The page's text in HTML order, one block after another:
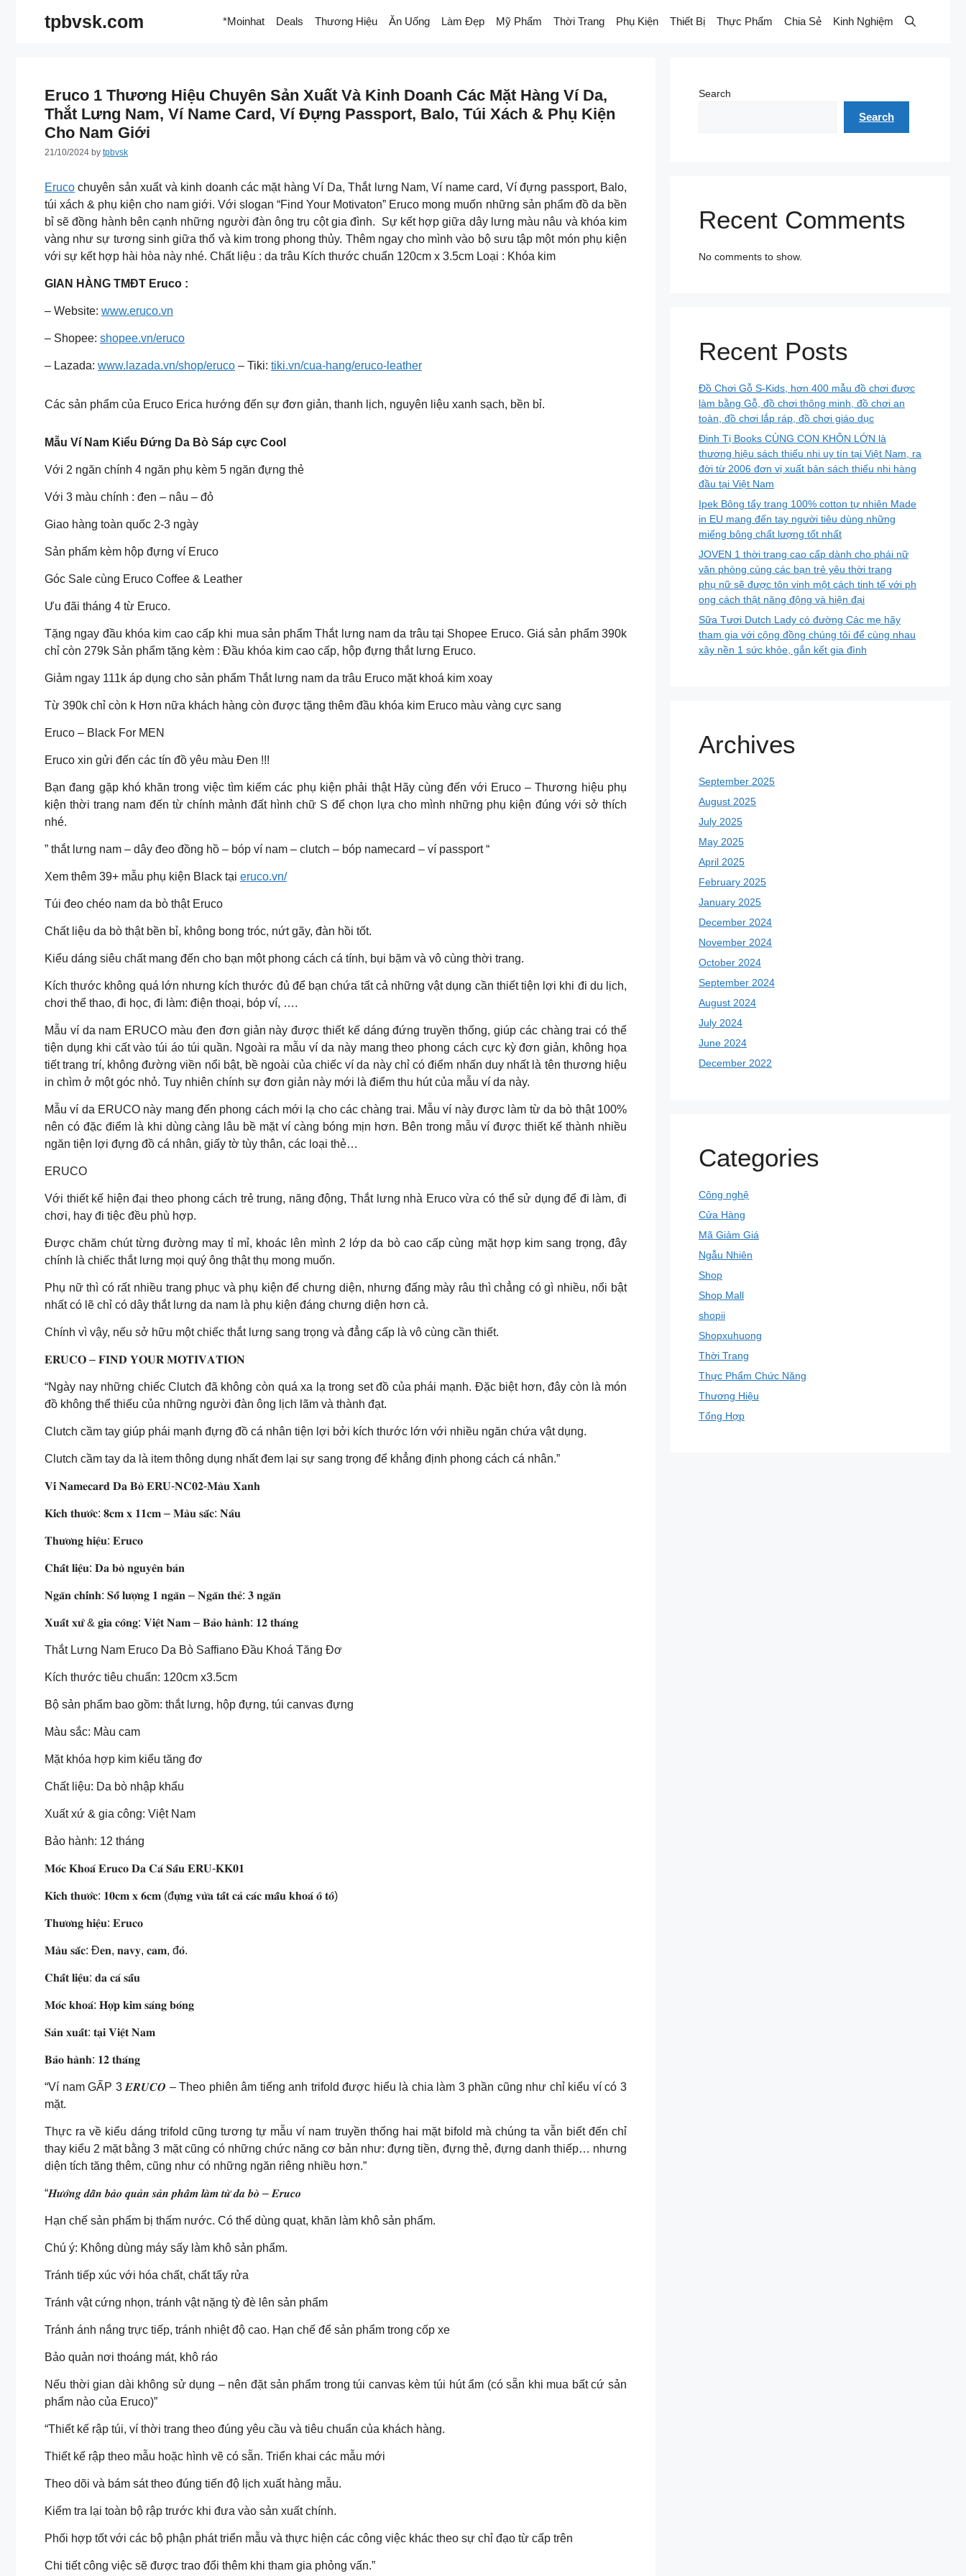
tpbvsk.com *Moinhat Deals Thương Hiệu Ăn Uống Làm Đẹp Mỹ Phẩm Thời Trang Phụ Kiện Thiết Bị Thực Phẩm Chia Sẻ Kinh Nghiệm
Eruco 1 Thương Hiệu Chuyên Sản Xuất Và Kinh Doanh Các Mặt Hàng Ví Da,
Thắt Lưng Nam, Ví Name Card, Ví Đựng Passport, Balo, Túi Xách & Phụ Kiện
Cho Nam Giới
21/10/2024 by tpbvsk
Eruco chuyên sản xuất và kinh doanh các mặt hàng Ví Da, Thắt lưng Nam, Ví name card, Ví đựng passport, Balo,
túi xách & phụ kiện cho nam giới. Với slogan “Find Your Motivaton” Eruco mong muốn những sản phẩm đồ da bền
bỉ sẽ đồng hành bên cạnh những người đàn ông trụ cột gia đình. Sự kết hợp giữa dây lưng màu nâu và khóa kim
vàng như sự tương sinh giữa thổ và kim trong phong thủy. Thêm ngay cho mình vào bộ sưu tập một món phụ kiện
với sự kết hợp hài hòa này nhé. Chất liệu : da trâu Kích thước chuẩn 120cm x 3.5cm Loại : Khóa kim
GIAN HÀNG TMĐT Eruco :
– Website: www.eruco.vn
– Shopee: shopee.vn/eruco
– Lazada: www.lazada.vn/shop/eruco – Tiki: tiki.vn/cua-hang/eruco-leather
Các sản phẩm của Eruco Erica hướng đến sự đơn giản, thanh lịch, nguyên liệu xanh sạch, bền bỉ.
Mẫu Ví Nam Kiểu Đứng Da Bò Sáp cực Cool
Với 2 ngăn chính 4 ngăn phụ kèm 5 ngăn đựng thẻ
Với 3 màu chính : đen – nâu – đỏ
Giao hàng toàn quốc 2-3 ngày
Sản phẩm kèm hộp đựng ví Eruco
Góc Sale cùng Eruco Coffee & Leather
Ưu đãi tháng 4 từ Eruco.
Tặng ngay đầu khóa kim cao cấp khi mua sản phẩm Thắt lưng nam da trâu tại Shopee Eruco. Giá sản phẩm 390k
chỉ còn 279k Sản phẩm tặng kèm : Đầu khóa kim cao cấp, hộp đựng thắt lưng Eruco.
Giảm ngay 111k áp dụng cho sản phẩm Thắt lưng nam da trâu Eruco mặt khoá kim xoay
Từ 390k chỉ còn k Hơn nữa khách hàng còn được tặng thêm đầu khóa kim Eruco màu vàng cực sang
Eruco – Black For MEN
Eruco xin gửi đến các tín đồ yêu màu Đen !!!
Bạn đang gặp khó khăn trong việc tìm kiếm các phụ kiện phải thật Hãy cùng đến với Eruco – Thương hiệu phụ
kiện thời trang nam đến từ chính mảnh đất hình chữ S để chọn lựa cho mình những phụ kiện đúng với sở thích
nhé.
” thắt lưng nam – dây đeo đồng hồ – bóp ví nam – clutch – bóp namecard – ví passport “
Xem thêm 39+ mẫu phụ kiện Black tại eruco.vn/
Túi đeo chéo nam da bò thật Eruco
Chất liệu da bò thật bền bỉ, không bong tróc, nứt gãy, đàn hồi tốt.
Kiểu dáng siêu chất mang đến cho bạn một phong cách cá tính, bụi bặm và vô cùng thời trang.
Kích thước không quá lớn nhưng kích thước đủ để bạn chứa tất cả những vật dụng cần thiết tiện lợi khi đi du lịch,
chơi thể thao, đi học, đi làm: điện thoại, bóp ví, ….
Mẫu ví da nam ERUCO màu đen đơn giản này được thiết kế dáng đứng truyền thống, giúp các chàng trai có thể
tiện dụng khi cất vào túi áo túi quần. Ngoài ra mẫu ví da này mang theo phong cách cực kỳ đơn giản, không họa
tiết trang trí, không đường viền nổi bật, bề ngoài của chiếc ví da này chỉ có điểm nhấn duy nhất là tên thương hiệu
in chìm ở một góc nhỏ. Tuy nhiên chính sự đơn giản này mới là điểm thu hút của mẫu ví da này.
Mẫu ví da ERUCO này mang đến phong cách mới lạ cho các chàng trai. Mẫu ví này được làm từ da bò thật 100%
nên có đặc điểm là khi dùng càng lâu bề mặt ví càng bóng mịn hơn. Bên trong mẫu ví được thiết kế thành nhiều
ngăn tiện lợi đựng đồ cá nhân, giấy tờ tùy thân, các loại thẻ…
ERUCO
Với thiết kế hiện đại theo phong cách trẻ trung, năng động, Thắt lưng nhà Eruco vừa có thể sử dụng để đi làm, đi
chơi, hay đi tiệc đều phù hợp.
Được chăm chút từng đường may tỉ mỉ, khoác lên mình 2 lớp da bò cao cấp cùng mặt hợp kim sang trọng, đây
chính là chiếc thắt lưng mọi quý ông thật thụ mong muốn.
Phụ nữ thì có rất nhiều trang phục và phụ kiện để chưng diện, nhưng đấng mày râu thì chẳng có gì nhiều, nổi bật
nhất có lẽ chỉ có dây thắt lưng da nam là phụ kiện đáng chưng diện hơn cả.
Chính vì vậy, nếu sở hữu một chiếc thắt lưng sang trọng và đẳng cấp là vô cùng cần thiết.
𝐄𝐑𝐔𝐂𝐎 – 𝐅𝐈𝐍𝐃 𝐘𝐎𝐔𝐑 𝐌𝐎𝐓𝐈𝐕𝐀𝐓𝐈𝐎𝐍
“Ngày nay những chiếc Clutch đã không còn quá xa lạ trong set đồ của phái mạnh. Đặc biệt hơn, đây còn là món
đồ không thể thiếu của những người đàn ông lịch lãm và thành đạt.
Clutch cầm tay giúp phái mạnh đựng đồ cá nhân tiện lợi bởi kích thước lớn với nhiều ngăn chứa vật dụng.
Clutch cầm tay da là item thông dụng nhất đem lại sự sang trọng để khẳng định phong cách cá nhân.”
𝐕𝐢́ 𝐍𝐚𝐦𝐞𝐜𝐚𝐫𝐝 𝐃𝐚 𝐁𝐨̀ 𝐄𝐑𝐔-𝐍𝐂𝟎𝟐-𝐌𝐚̀𝐮 𝐗𝐚𝐧𝐡
𝐊𝐢́𝐜𝐡 𝐭𝐡𝐮̛𝐨̛́𝐜: 𝟖𝐜𝐦 𝐱 𝟏𝟏𝐜𝐦 – 𝐌𝐚̀𝐮 𝐬𝐚̆́𝐜: 𝐍𝐚̂𝐮
𝐓𝐡𝐮̛𝐨̛𝐧𝐠 𝐡𝐢𝐞̣̂𝐮: 𝐄𝐫𝐮𝐜𝐨
𝐂𝐡𝐚̂́𝐭 𝐥𝐢𝐞̣̂𝐮: 𝐃𝐚 𝐛𝐨̀ 𝐧𝐠𝐮𝐲𝐞̂𝐧 𝐛𝐚̉𝐧
𝐍𝐠𝐚̆𝐧 𝐜𝐡𝐢́𝐧𝐡: 𝐒𝐨̂́ 𝐥𝐮̛𝐨̛̣𝐧𝐠 𝟏 𝐧𝐠𝐚̆𝐧 – 𝐍𝐠𝐚̆𝐧 𝐭𝐡𝐞̉: 𝟑 𝐧𝐠𝐚̆𝐧
𝐗𝐮𝐚̂́𝐭 𝐱𝐮̛́ & 𝐠𝐢𝐚 𝐜𝐨̂𝐧𝐠: 𝐕𝐢𝐞̣̂𝐭 𝐍𝐚𝐦 – 𝐁𝐚̉𝐨 𝐡𝐚̀𝐧𝐡: 𝟏𝟐 𝐭𝐡𝐚́𝐧𝐠
Thắt Lưng Nam Eruco Da Bò Saffiano Đầu Khoá Tăng Đơ
Kích thước tiêu chuẩn: 120cm x3.5cm
Bộ sản phẩm bao gồm: thắt lưng, hộp đựng, túi canvas đựng
Màu sắc: Màu cam
Mặt khóa hợp kim kiểu tăng đơ
Chất liệu: Da bò nhập khẩu
Xuất xứ & gia công: Việt Nam
Bảo hành: 12 tháng
𝐌𝐨́𝐜 𝐊𝐡𝐨𝐚́ 𝐄𝐫𝐮𝐜𝐨 𝐃𝐚 𝐂𝐚́ 𝐒𝐚̂́𝐮 𝐄𝐑𝐔-𝐊𝐊𝟎𝟏
𝐊𝐢́𝐜𝐡 𝐭𝐡𝐮̛𝐨̛́𝐜: 𝟏𝟎𝐜𝐦 𝐱 𝟔𝐜𝐦 (đ𝐮̛̣𝐧𝐠 𝐯𝐮̛̀𝐚 𝐭𝐚̂́𝐭 𝐜𝐚̉ 𝐜𝐚́𝐜 𝐦𝐚̂̃𝐮 𝐤𝐡𝐨𝐚́ 𝐨̂ 𝐭𝐨̂)
𝐓𝐡𝐮̛𝐨̛𝐧𝐠 𝐡𝐢𝐞̣̂𝐮: 𝐄𝐫𝐮𝐜𝐨
𝐌𝐚̀𝐮 𝐬𝐚̆́𝐜: Đ𝐞𝐧, 𝐧𝐚𝐯𝐲, 𝐜𝐚𝐦, đ𝐨̉.
𝐂𝐡𝐚̂́𝐭 𝐥𝐢𝐞̣̂𝐮: 𝐝𝐚 𝐜𝐚́ 𝐬𝐚̂́𝐮
𝐌𝐨́𝐜 𝐤𝐡𝐨𝐚́: 𝐇𝐨̛̣𝐩 𝐤𝐢𝐦 𝐬𝐚́𝐧𝐠 𝐛𝐨́𝐧𝐠
𝐒𝐚̉𝐧 𝐱𝐮𝐚̂́𝐭: 𝐭𝐚̣𝐢 𝐕𝐢𝐞̣̂𝐭 𝐍𝐚𝐦
𝐁𝐚̉𝐨 𝐡𝐚̀𝐧𝐡: 𝟏𝟐 𝐭𝐡𝐚́𝐧𝐠
“Ví nam GẤP 3 𝑬𝑹𝑼𝑪𝑶 – Theo phiên âm tiếng anh trifold được hiểu là chia làm 3 phần cũng như chỉ kiểu ví có 3
mặt.
Thực ra về kiểu dáng trifold cũng tương tự mẫu ví nam truyền thống hai mặt bifold mà chúng ta vẫn biết đến chỉ
thay kiểu 2 mặt bằng 3 mặt cũng có những chức năng cơ bản như: đựng tiền, đựng thẻ, đựng danh thiếp… nhưng
diện tích tăng thêm, cũng như có những ngăn riêng nhiều hơn.”
“𝑯𝒖̛𝒐̛́𝒏𝒈 𝒅𝒂̂̃𝒏 𝒃𝒂̉𝒐 𝒒𝒖𝒂̉𝒏 𝒔𝒂̉𝒏 𝒑𝒉𝒂̂̉𝒎 𝒍𝒂̀𝒎 𝒕𝒖̛̀ 𝒅𝒂 𝒃𝒐̀ – 𝑬𝒓𝒖𝒄𝒐
Hạn chế sản phẩm bị thấm nước. Có thể dùng quạt, khăn làm khô sản phẩm.
Chú ý: Không dùng máy sấy làm khô sản phẩm.
Tránh tiếp xúc với hóa chất, chất tẩy rửa
Tránh vật cứng nhọn, tránh vật nặng tỳ đè lên sản phẩm
Tránh ánh nắng trực tiếp, tránh nhiệt độ cao. Hạn chế để sản phẩm trong cốp xe
Bảo quản nơi thoáng mát, khô ráo
Nếu thời gian dài không sử dụng – nên đặt sản phẩm trong túi canvas kèm túi hút ẩm (có sẵn khi mua bất cứ sản
phẩm nào của Eruco)”
“Thiết kế rập túi, ví thời trang theo đúng yêu cầu và tiêu chuẩn của khách hàng.
Thiết kế rập theo mẫu hoặc hình vẽ có sẵn. Triển khai các mẫu mới
Theo dõi và bám sát theo đúng tiến độ lịch xuất hàng mẫu.
Kiểm tra lại toàn bộ rập trước khi đưa vào sản xuất chính.
Phối hợp tốt với các bộ phận phát triển mẫu và thực hiện các công việc khác theo sự chỉ đạo từ cấp trên
Chi tiết công việc sẽ được trao đổi thêm khi tham gia phỏng vấn.”
Search
Search
Recent Comments
No comments to show.
Recent Posts
Đồ Chơi Gỗ S-Kids, hơn 400 mẫu đồ chơi được
làm bằng Gỗ, đồ chơi thông minh, đồ chơi an
toàn, đồ chơi lắp ráp, đồ chơi giáo dục
Đinh Tị Books CÙNG CON KHÔN LỚN là
thương hiệu sách thiếu nhi uy tín tại Việt Nam, ra
đời từ 2006 đơn vị xuất bản sách thiếu nhi hàng
đầu tại Việt Nam
Ipek Bông tẩy trang 100% cotton tự nhiên Made
in EU mang đến tay người tiêu dùng những
miếng bông chất lượng tốt nhất
JOVEN 1 thời trang cao cấp dành cho phái nữ
văn phòng cùng các bạn trẻ yêu thời trang
phụ nữ sẽ được tôn vinh một cách tinh tế với ph
ong cách thật năng động và hiện đại
Sữa Tươi Dutch Lady có đường Các mẹ hãy
tham gia với cộng đồng chúng tôi để cùng nhau
xây nền 1 sức khỏe, gắn kết gia đình
Archives
September 2025
August 2025
July 2025
May 2025
April 2025
February 2025
January 2025
December 2024
November 2024
October 2024
September 2024
August 2024
July 2024
June 2024
December 2022
Categories
Công nghệ
Cửa Hàng
Mã Giảm Giá
Ngẫu Nhiên
Shop
Shop Mall
shopii
Shopxuhuong
Thời Trang
Thực Phẩm Chức Năng
Thương Hiệu
Tổng Hợp